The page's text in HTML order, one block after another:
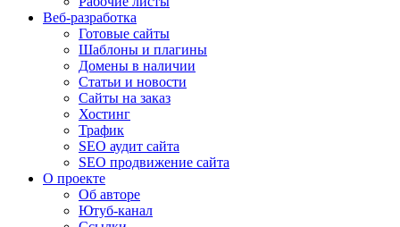
Веб-разработка
Готовые сайты
Шаблоны и плагины
Домены в наличии
Статьи и новости
Сайты на заказ
Хостинг
Трафик
SEO аудит сайта
SEO продвижение сайта
О проекте
Об авторе
Ютуб-канал